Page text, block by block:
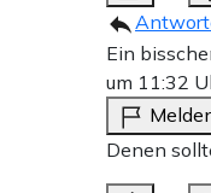
Ein
um 11:32
Denen